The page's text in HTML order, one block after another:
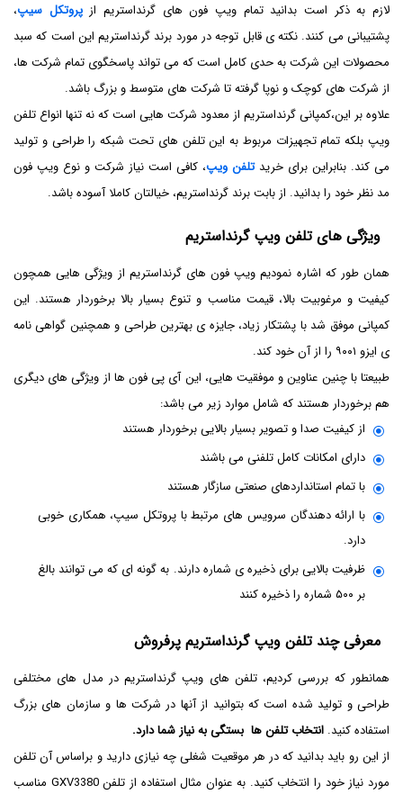
لازم به ذکر است بدانید تمام ویپ فون های گرنداستریم ازپروتکل سیپ‌،
پشتیبانی می کنند. نکته ی قابل توجه در مورد برند گرنداستریم این است که سبد
محصولات این شرکت به حدی کامل است که می تواند پاسخگوی تمام شرکت ها،
از شرکت های کوچک و نوپا گرفته تا شرکت های متوسط و بزرگ باشد.
علاوه بر این،کمپانی گرنداستریم از معدود شرکت هایی است که نه تنها انواع تلفن
ویپ بلکه تمام تجهیزات مربوط به این تلفن های تحت شبکه را طراحی و تولید
می کند. بنابراین برای خریدتلفن ویپ، کافی است نیاز شرکت و نوع ویپ فون
مد نظر خود را بدانید. از بابت برند گرنداستریم، خیالتان کاملا آسوده باشد.
ویژگی های تلفن ویپ گرنداستریم
همان طور که اشاره نمودیم ویپ فون های گرنداستریم از ویژگی هایی همچون
کیفیت و مرغوبیت بالا، قیمت مناسب و تنوع بسیار بالا برخوردار هستند. این
کمپانی موفق شد با پشتکار زیاد، جایزه ی بهترین طراحی و همچنین گواهی نامه
ی ایزو ۹۰۰۱ را از آن خود کند.
طبیعتا با چنین عناوین و موفقیت هایی، این آی پی فون ها از ویژگی های دیگری
هم برخوردار هستند که شامل موارد زیر می باشد:
از کیفیت صدا و تصویر بسیار بالایی برخوردار هستند
دارای امکانات کامل تلفنی می باشند
با تمام استانداردهای صنعتی سازگار هستند
با ارائه دهندگان سرویس های مرتبط با پروتکل سیپ، همکاری خوبی
دارد.
ظرفیت بالایی برای ذخیره ی شماره دارند. به گونه ای که می توانند بالغ
بر ۵۰۰ شماره را ذخیره کنند
معرفی چند تلفن ویپ گرنداستریم پرفروش
همانطور که بررسی کردیم، تلفن های ویپ گرنداستریم در مدل های مختلفی
طراحی و تولید شده است که بتوانید از آنها در شرکت ها و سازمان های بزرگ
استفاده کنید. انتخاب تلفن ها بستگی به نیاز شما دارد.
از این رو باید بدانید که در هر موقعیت شغلی چه نیازی دارید و براساس آن تلفن
مورد نیاز خود را انتخاب کنید. به عنوان مثال استفاده از تلفن GXV3380 مناسب